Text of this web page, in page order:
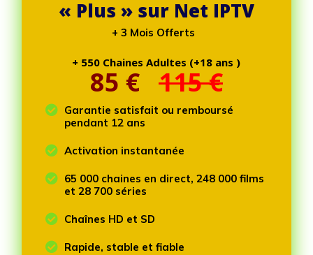
« Plus » sur Net IPTV
+ 3 Mois Offerts
+ 550 Chaines Adultes (+18 ans )
85 € 115 €
 Garantie satisfait ou remboursé
pendant 12 ans
 Activation instantanée
 65 000 chaines en direct, 248 000 films
et 28 700 séries
 Chaînes HD et SD
 Rapide, stable et fiable